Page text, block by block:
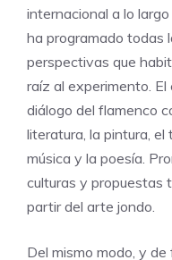
internacional a lo
ha programado todas
perspectivas que
raíz al experimento.
diálogo del flamenco
literatura, la pintura,
música y la poesía.
culturas y propuestas
partir del arte jondo.
Del mismo modo, y